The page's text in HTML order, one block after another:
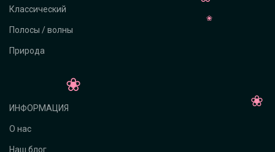
Классический
Полосы / волны
Природа
ИНФОРМАЦИЯ
О нас
Наш блог